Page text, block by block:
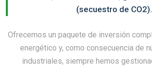
(secuestro de CO2).
Ofrecemos un paquete de inversión
energético y, como consecuencia de
industriales, siempre hemos